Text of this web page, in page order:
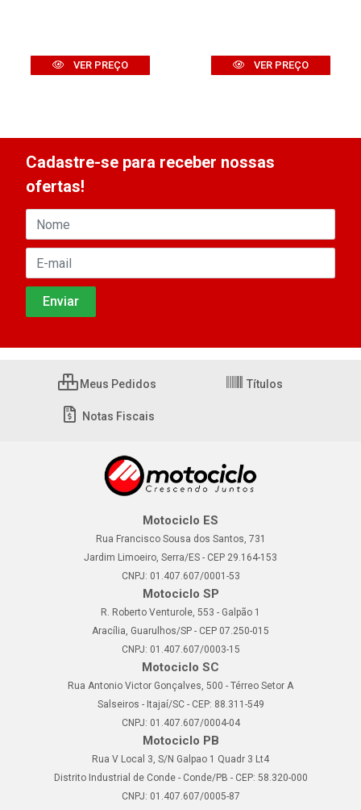
VER PREÇO VER PREÇO
Cadastre-se para receber nossas
ofertas!
Meus Pedidos Títulos
Notas Fiscais
Motociclo ES
Rua Francisco Sousa dos Santos, 731
Jardim Limoeiro, Serra/ES - CEP 29.164-153
CNPJ: 01.407.607/0001-53
Motociclo SP
R. Roberto Venturole, 553 - Galpão 1
Aracília, Guarulhos/SP - CEP 07.250-015
CNPJ: 01.407.607/0003-15
Motociclo SC
Rua Antonio Victor Gonçalves, 500 - Térreo Setor A
Salseiros - Itajaí/SC - CEP: 88.311-549
CNPJ: 01.407.607/0004-04
Motociclo PB
Rua V Local 3, S/N Galpao 1 Quadr 3 Lt4
Distrito Industrial de Conde - Conde/PB - CEP: 58.320-000
CNPJ: 01.407.607/0005-87